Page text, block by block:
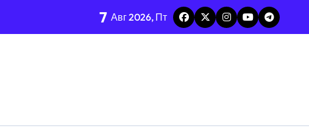
сети при воздействии детерминированного хаоса
7 Авг 2026, Пт